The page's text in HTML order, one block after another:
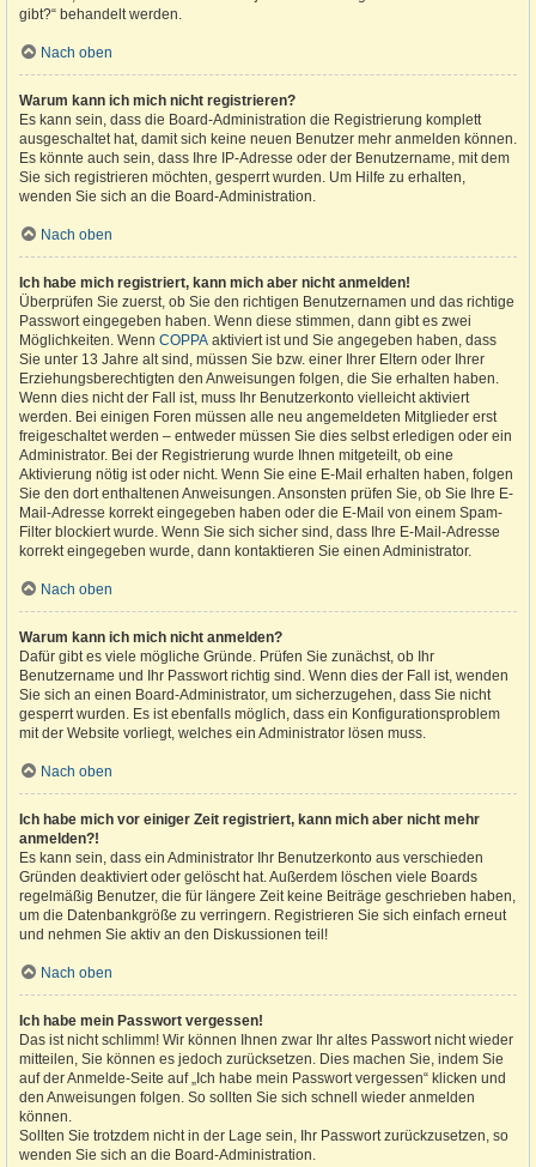
gibt?“ behandelt werden.
Nach oben
Warum kann ich mich nicht registrieren?
Es kann sein, dass die Board-Administration die Registrierung komplett
ausgeschaltet hat, damit sich keine neuen Benutzer mehr anmelden können.
Es könnte auch sein, dass Ihre IP-Adresse oder der Benutzername, mit dem
Sie sich registrieren möchten, gesperrt wurden. Um Hilfe zu erhalten,
wenden Sie sich an die Board-Administration.
Nach oben
Ich habe mich registriert, kann mich aber nicht anmelden!
Überprüfen Sie zuerst, ob Sie den richtigen Benutzernamen und das richtige
Passwort eingegeben haben. Wenn diese stimmen, dann gibt es zwei
Möglichkeiten. Wenn COPPA aktiviert ist und Sie angegeben haben, dass
Sie unter 13 Jahre alt sind, müssen Sie bzw. einer Ihrer Eltern oder Ihrer
Erziehungsberechtigten den Anweisungen folgen, die Sie erhalten haben.
Wenn dies nicht der Fall ist, muss Ihr Benutzerkonto vielleicht aktiviert
werden. Bei einigen Foren müssen alle neu angemeldeten Mitglieder erst
freigeschaltet werden – entweder müssen Sie dies selbst erledigen oder ein
Administrator. Bei der Registrierung wurde Ihnen mitgeteilt, ob eine
Aktivierung nötig ist oder nicht. Wenn Sie eine E-Mail erhalten haben, folgen
Sie den dort enthaltenen Anweisungen. Ansonsten prüfen Sie, ob Sie Ihre E-
Mail-Adresse korrekt eingegeben haben oder die E-Mail von einem Spam-
Filter blockiert wurde. Wenn Sie sich sicher sind, dass Ihre E-Mail-Adresse
korrekt eingegeben wurde, dann kontaktieren Sie einen Administrator.
Nach oben
Warum kann ich mich nicht anmelden?
Dafür gibt es viele mögliche Gründe. Prüfen Sie zunächst, ob Ihr
Benutzername und Ihr Passwort richtig sind. Wenn dies der Fall ist, wenden
Sie sich an einen Board-Administrator, um sicherzugehen, dass Sie nicht
gesperrt wurden. Es ist ebenfalls möglich, dass ein Konfigurationsproblem
mit der Website vorliegt, welches ein Administrator lösen muss.
Nach oben
Ich habe mich vor einiger Zeit registriert, kann mich aber nicht mehr
anmelden?!
Es kann sein, dass ein Administrator Ihr Benutzerkonto aus verschieden
Gründen deaktiviert oder gelöscht hat. Außerdem löschen viele Boards
regelmäßig Benutzer, die für längere Zeit keine Beiträge geschrieben haben,
um die Datenbankgröße zu verringern. Registrieren Sie sich einfach erneut
und nehmen Sie aktiv an den Diskussionen teil!
Nach oben
Ich habe mein Passwort vergessen!
Das ist nicht schlimm! Wir können Ihnen zwar Ihr altes Passwort nicht wieder
mitteilen, Sie können es jedoch zurücksetzen. Dies machen Sie, indem Sie
auf der Anmelde-Seite auf „Ich habe mein Passwort vergessen“ klicken und
den Anweisungen folgen. So sollten Sie sich schnell wieder anmelden
können.
Sollten Sie trotzdem nicht in der Lage sein, Ihr Passwort zurückzusetzen, so
wenden Sie sich an die Board-Administration.